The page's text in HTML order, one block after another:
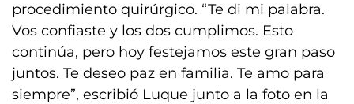
procedimiento quirúrgico. “Te di mi palabra.
Vos confiaste y los dos cumplimos. Esto
continúa, pero hoy festejamos este gran paso
juntos. Te deseo paz en familia. Te amo para
siempre”, escribió Luque junto a la foto en la